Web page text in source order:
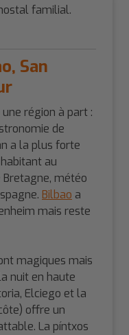
familial.
San
région à part :
de
a la plus forte
au
météo
Bilbao a
mais reste
magiques mais
nuit en haute
Elciego et la
offre un
La píntxos